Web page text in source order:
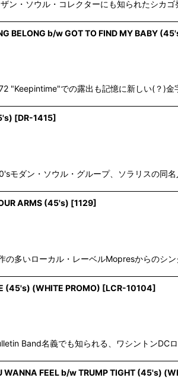
ン・ソウル・コレクターにも知られたシカ
BELONG b/w GOT TO FIND MY BABY
"Keepintime"での露出も記憶に新しい(？)
[DR-1415]
モダン・ソウル・グループ、ソラリスの同
ARMS (45's) [1129]
の多いローカル・レーベルMopresからの
(45's) (WHITE PROMO) [LCR-10104]
Band名義でも知られる、ワシントンDC
WANNA FEEL b/w TRUMP TIGHT (45's)